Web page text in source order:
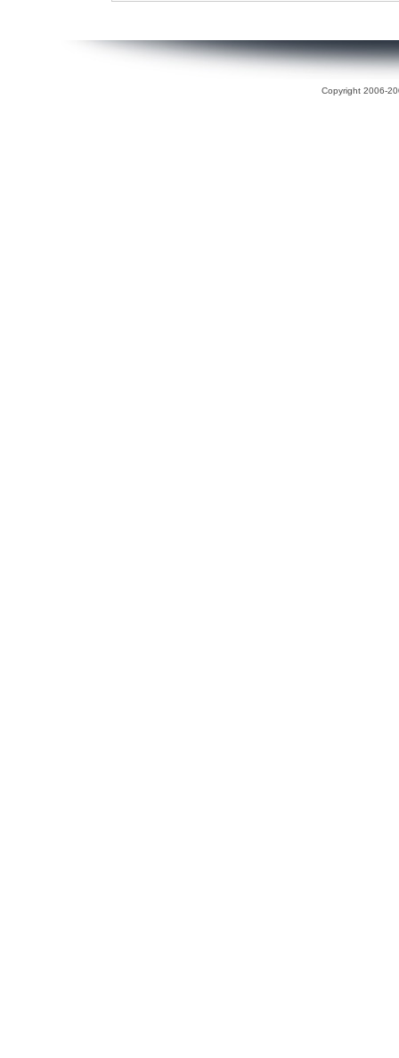
Copyright 2006-